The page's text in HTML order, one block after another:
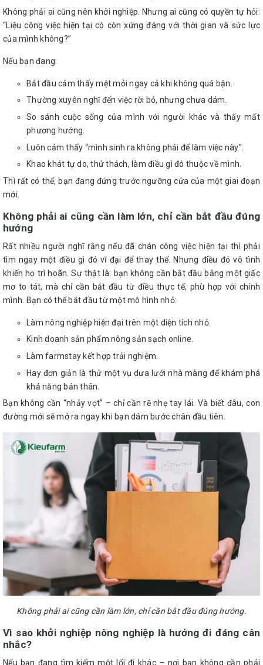
Không phải ai cũng nên khởi nghiệp. Nhưng ai cũng có quyền tự hỏi:
“Liệu công việc hiện tại có còn xứng đáng với thời gian và sức lực
của mình không?”
Nếu bạn đang:
Bắt đầu cảm thấy mệt mỏi ngay cả khi không quá bận.
Thường xuyên nghĩ đến việc rời bỏ, nhưng chưa dám.
So sánh cuộc sống của mình với người khác và thấy mất
phương hướng.
Luôn cảm thấy “mình sinh ra không phải để làm việc này”.
Khao khát tự do, thử thách, làm điều gì đó thuộc về mình.
Thì rất có thể, bạn đang đứng trước ngưỡng cửa của một giai đoạn
mới.
Không phải ai cũng cần làm lớn, chỉ cần bắt đầu đúng
hướng
Rất nhiều người nghĩ rằng nếu đã chán công việc hiện tại thì phải
tìm ngay một điều gì đó vĩ đại để thay thế. Nhưng điều đó vô tình
khiến họ trì hoãn. Sự thật là: bạn không cần bắt đầu bằng một giấc
mơ to tát, mà chỉ cần bắt đầu từ điều thực tế, phù hợp với chính
mình. Bạn có thể bắt đầu từ một mô hình nhỏ:
Làm nông nghiệp hiện đại trên một diện tích nhỏ.
Kinh doanh sản phẩm nông sản sạch online.
Làm farmstay kết hợp trải nghiệm.
Hay đơn giản là thử một vụ dưa lưới nhà màng để khám phá
khả năng bản thân.
Bạn không cần “nhảy vọt” – chỉ cần rẽ nhẹ tay lái. Và biết đâu, con
đường mới sẽ mở ra ngay khi bạn dám bước chân đầu tiên.
Không phải ai cũng cần làm lớn, chỉ cần bắt đầu đúng hướng.
Vì sao khởi nghiệp nông nghiệp là hướng đi đáng cân
nhắc?
Nếu bạn đang tìm kiếm một lối đi khác – nơi bạn không cần phải